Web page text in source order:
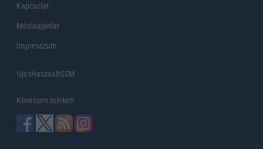
Kapcsolat
Médiaajánlat
Impresszum
UjesHasznaltGSM
Kövessen minket!